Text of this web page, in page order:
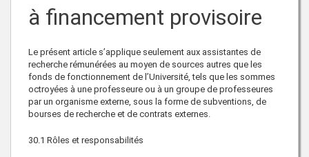
à financement provisoire
Le présent article s’applique seulement aux assistantes de
recherche rémunérées au moyen de sources autres que les
fonds de fonctionnement de l’Université, tels que les sommes
octroyées à une professeure ou à un groupe de professeures
par un organisme externe, sous la forme de subventions, de
bourses de recherche et de contrats externes.
30.1 Rôles et responsabilités